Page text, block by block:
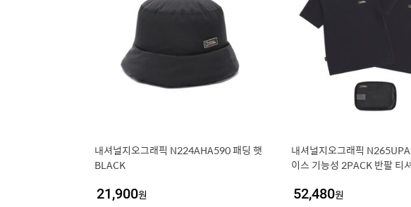
내셔널지오그래픽 N224AHA590 패딩 햇
BLACK
21,900원
내셔널지오그래픽
이스 기능성 2PACK 반팔 티
52,480원